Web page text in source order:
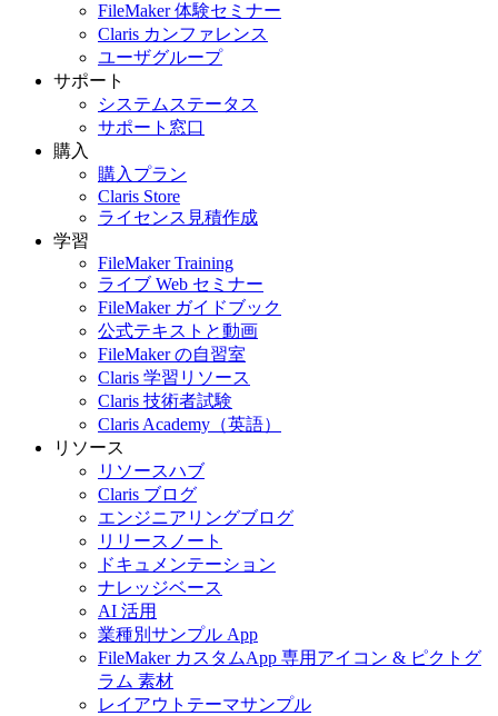
FileMaker 体験セミナー
Claris カンファレンス
ユーザグループ
サポート
システムステータス
サポート窓口
購入
購入プラン
Claris Store
ライセンス見積作成
学習
FileMaker Training
ライブ Web セミナー
FileMaker ガイドブック
公式テキストと動画
FileMaker の自習室
Claris 学習リソース
Claris 技術者試験
Claris Academy（英語）
リソース
リソースハブ
Claris ブログ
エンジニアリングブログ
リリースノート
ドキュメンテーション
ナレッジベース
AI 活用
業種別サンプル App
FileMaker カスタムApp 専用アイコン & ピクトグ
ラム 素材
レイアウトテーマサンプル